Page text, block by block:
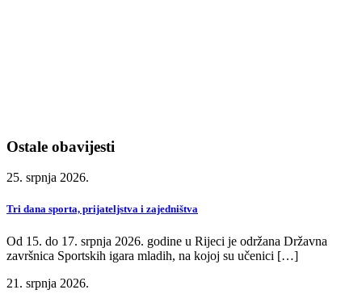
Ostale obavijesti
25. srpnja 2026.
Tri dana sporta, prijateljstva i zajedništva
Od 15. do 17. srpnja 2026. godine u Rijeci je održana Državna
završnica Sportskih igara mladih, na kojoj su učenici […]
21. srpnja 2026.